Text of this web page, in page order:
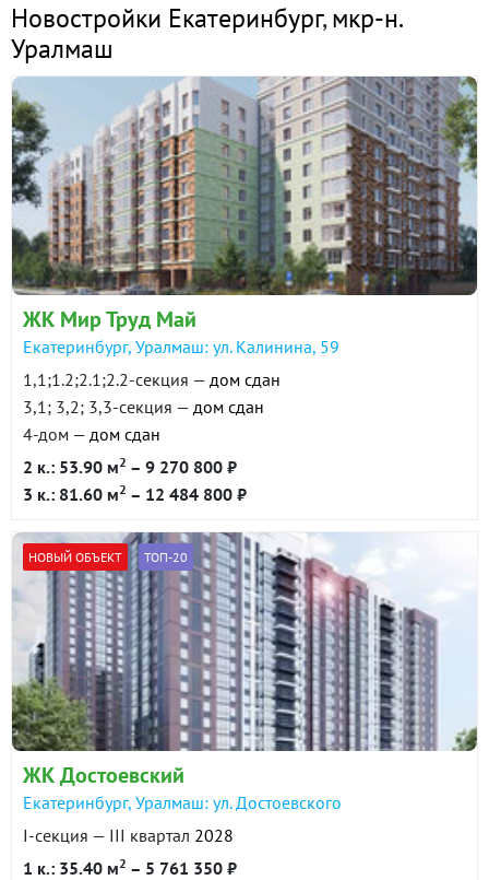
Новостройки Екатеринбург,мкр-н.
Уралмаш
ЖК Мир Труд Май
Екатеринбург, Уралмаш: ул. Калинина, 59
1,1;1.2;2.1;2.2-секция — дом сдан
3,1; 3,2; 3,3-секция — дом сдан
4-дом — дом сдан
2 к.: 53.90 м2 – 9 270 800 ₽
3 к.: 81.60 м2 – 12 484 800 ₽
НОВЫЙ ОБЪЕКТ ТОП-20
ЖК Достоевский
Екатеринбург, Уралмаш: ул. Достоевского
I-секция — III квартал 2028
1 к.: 35.40 м2 – 5 761 350 ₽